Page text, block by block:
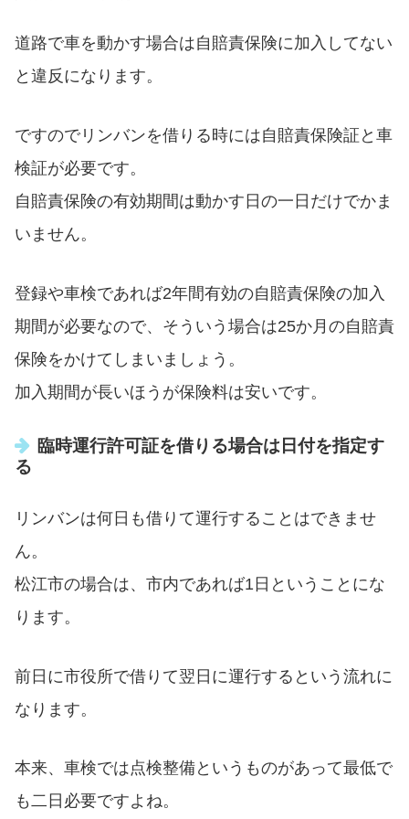
道路で車を動かす場合は自賠責保険に加入してない
と違反になります。
ですのでリンバンを借りる時には自賠責保険証と車
検証が必要です。
自賠責保険の有効期間は動かす日の一日だけでかま
いません。
登録や車検であれば2年間有効の自賠責保険の加入
期間が必要なので、そういう場合は25か月の自賠責
保険をかけてしまいましょう。
加入期間が長いほうが保険料は安いです。
臨時運行許可証を借りる場合は日付を指定す
る
リンバンは何日も借りて運行することはできませ
ん。
松江市の場合は、市内であれば1日ということにな
ります。
前日に市役所で借りて翌日に運行するという流れに
なります。
本来、車検では点検整備というものがあって最低で
も二日必要ですよね。